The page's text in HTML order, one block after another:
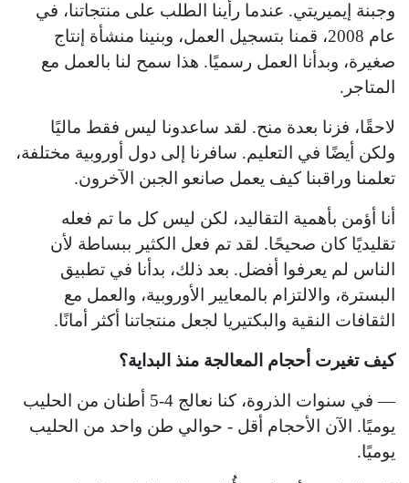
وجبنة إيميريتي. عندما رأينا الطلب على منتجاتنا، في
عام 2008، قمنا بتسجيل العمل، وبنينا منشأة إنتاج
صغيرة، وبدأنا العمل رسميًا. هذا سمح لنا بالعمل مع
المتاجر.
لاحقًا، فزنا بعدة منح. لقد ساعدونا ليس فقط ماليًا
ولكن أيضًا في التعليم. سافرنا إلى دول أوروبية مختلفة،
تعلمنا وراقبنا كيف يعمل صانعو الجبن الآخرون.
أنا أؤمن بأهمية التقاليد، لكن ليس كل ما تم فعله
تقليديًا كان صحيحًا. لقد تم فعل الكثير ببساطة لأن
الناس لم يعرفوا أفضل. بعد ذلك، بدأنا في تطبيق
البسترة، والالتزام بالمعايير الأوروبية، والعمل مع
الثقافات النقية والبكتيريا لجعل منتجاتنا أكثر أمانًا.
كيف تغيرت أحجام المعالجة منذ البداية؟
— في سنوات الذروة، كنا نعالج 4-5 أطنان من الحليب
يوميًا. الآن الأحجام أقل - حوالي طن واحد من الحليب
يوميًا.